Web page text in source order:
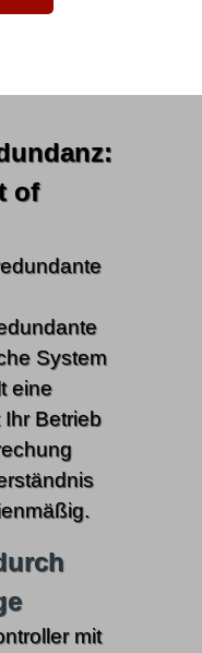
of
System
eine
Betrieb
mit